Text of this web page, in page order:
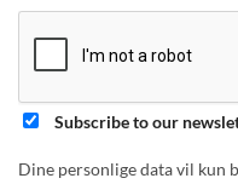
Subscribe to our
Dine personlige data vil kun